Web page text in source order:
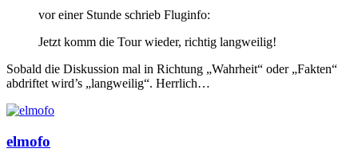
vor einer Stunde schrieb Fluginfo:
Jetzt komm die Tour wieder, richtig langweilig!
Sobald die Diskussion mal in Richtung „Wahrheit“ oder „Fakten“
abdriftet wird’s „langweilig“. Herrlich…
elmofo